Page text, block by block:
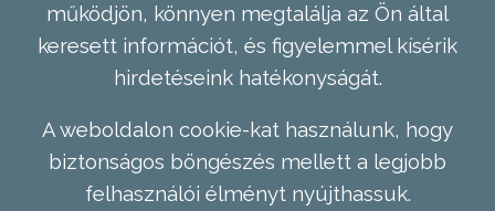
működjön, könnyen megtalálja az Ön által
keresett információt, és figyelemmel kísérik
hirdetéseink hatékonyságát.
A weboldalon cookie-kat használunk, hogy
biztonságos böngészés mellett a legjobb
felhasználói élményt nyújthassuk.